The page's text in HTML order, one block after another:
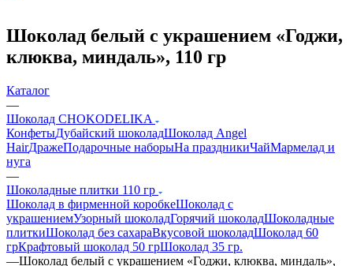
Шоколад белый с украшением «Годжи,
клюква, миндаль», 110 гр
Каталог
—
Шоколад CHOKODELIKA
КонфетыДубайский шоколадШоколад Angel
HairДражеПодарочные наборыНа праздникиЧайМармелад и
нуга
—
Шоколадные плитки 110 гр
Шоколад в фирменной коробкеШоколад с
украшениемУзорный шоколадГорячий шоколадШоколадные
плиткиШоколад без сахараВкусовой шоколадШоколад 60
грКрафтовый шоколад 50 грШоколад 35 гр.
—Шоколад белый с украшением «Годжи, клюква, миндаль»,